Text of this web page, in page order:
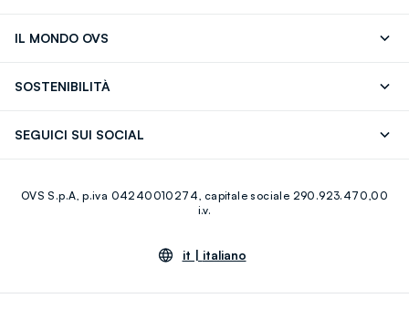
IL MONDO OVS
Giftcard
SOSTENIBILITÀ
SEGUICI SUI SOCIAL
Youtube Linkedin
OVS S.p.A, p.iva 04240010274, capitale sociale 290.923.470,00
i.v.
it | italiano